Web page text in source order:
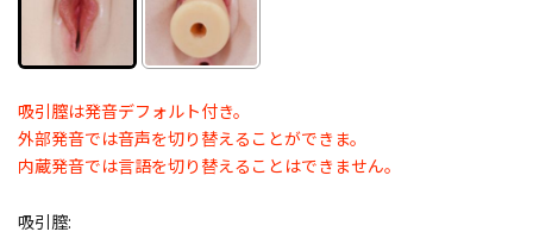
吸引膣は発音デフォルト付き。
外部発音では音声を切り替えることができま。
内蔵発音では言語を切り替えることはできません。
吸引膣: